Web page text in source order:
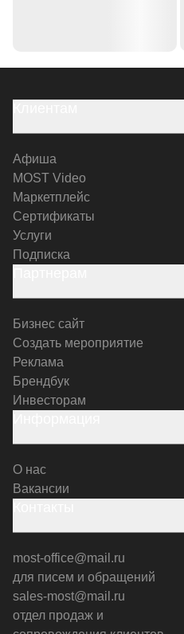
Афиша
MOST Video
Маркетплейс
Сертификаты
Услуги
Подписка
Бизнес сайт
Создать мероприятие
Реклама
Брендбук
Инвесторам
О нас
Вакансии
most-office@mail.ru
для писем и обращений
sales-most@mail.ru
отдел продаж и